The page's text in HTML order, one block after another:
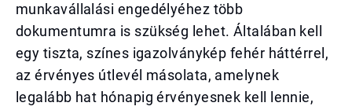
munkavállalási engedélyéhez több
dokumentumra is szükség lehet. Általában kell
egy tiszta, színes igazolványkép fehér háttérrel,
az érvényes útlevél másolata, amelynek
legalább hat hónapig érvényesnek kell lennie,